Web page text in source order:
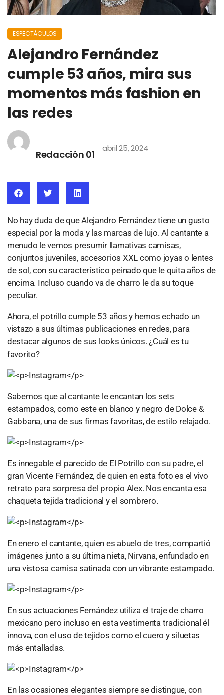
ESPECTÁCULOS
Alejandro Fernández
cumple 53 años, mira sus
momentos más fashion en
las redes
Redacción 01
abril 25, 2024
No hay duda de que Alejandro Fernández tiene un gusto
especial por la moda y las marcas de lujo. Al cantante a
menudo le vemos presumir llamativas camisas,
conjuntos juveniles, accesorios XXL como joyas o lentes
de sol, con su característico peinado que le quita años de
encima. Incluso cuando va de charro le da su toque
peculiar.
Ahora, el potrillo cumple 53 años y hemos echado un
vistazo a sus últimas publicaciones en redes, para
destacar algunos de sus looks únicos. ¿Cuál es tu
favorito?
Sabemos que al cantante le encantan los sets
estampados, como este en blanco y negro de Dolce &
Gabbana, una de sus firmas favoritas, de estilo relajado.
Es innegable el parecido de El Potrillo con su padre, el
gran Vicente Fernández, de quien en esta foto es el vivo
retrato para sorpresa del propio Alex. Nos encanta esa
chaqueta tejida tradicional y el sombrero.
En enero el cantante, quien es abuelo de tres, compartió
imágenes junto a su última nieta, Nirvana, enfundado en
una vistosa camisa satinada con un vibrante estampado.
En sus actuaciones Fernández utiliza el traje de charro
mexicano pero incluso en esta vestimenta tradicional él
innova, con el uso de tejidos como el cuero y siluetas
más entalladas.
En las ocasiones elegantes siempre se distingue, con